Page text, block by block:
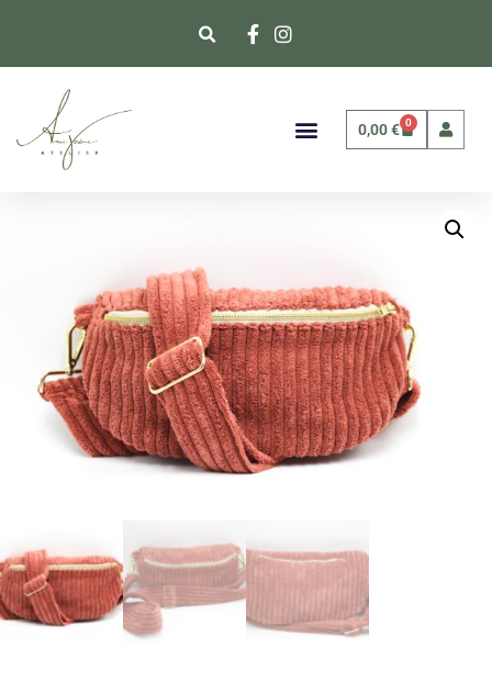
0,00€ 0